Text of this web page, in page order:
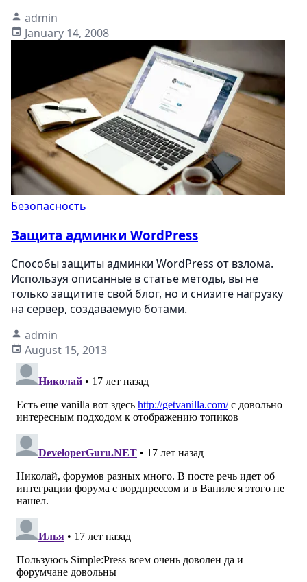
admin
January 14, 2008
Безопасность
Защита админки WordPress
Способы защиты админки WordPress от взлома.
Используя описанные в статье методы, вы не
только защитите свой блог, но и снизите нагрузку
на сервер, создаваемую ботами.
admin
August 15, 2013